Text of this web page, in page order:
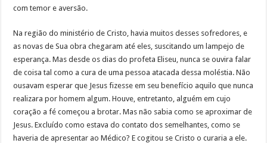
com temor e aversão.
Na região do ministério de Cristo, havia muitos desses sofredores, e
as novas de Sua obra chegaram até eles, suscitando um lampejo de
esperança. Mas desde os dias do profeta Eliseu, nunca se ouvira falar
de coisa tal como a cura de uma pessoa atacada dessa moléstia. Não
ousavam esperar que Jesus fizesse em seu benefício aquilo que nunca
realizara por homem algum. Houve, entretanto, alguém em cujo
coração a fé começou a brotar. Mas não sabia como se aproximar de
Jesus. Excluído como estava do contato dos semelhantes, como se
haveria de apresentar ao Médico? E cogitou se Cristo o curaria a ele.